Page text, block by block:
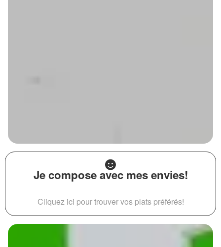
Je compose avec mes envies!
Cliquez ici pour trouver vos plats préférés!